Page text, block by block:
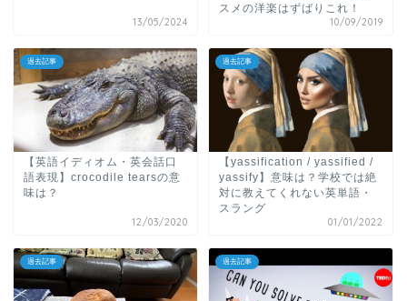
13/05/2024
スメの洋楽はずばりこれ！
10/09/2019
過去記事
【英語イディオム・英会話口
語表現】crocodile tearsの意
味は？
12/03/2020
過去記事
【yassification / yassified /
yassify】意味は？学校では絶
対に教えてくれない英単語・
スラング
01/01/2022
過去記事 過去記事